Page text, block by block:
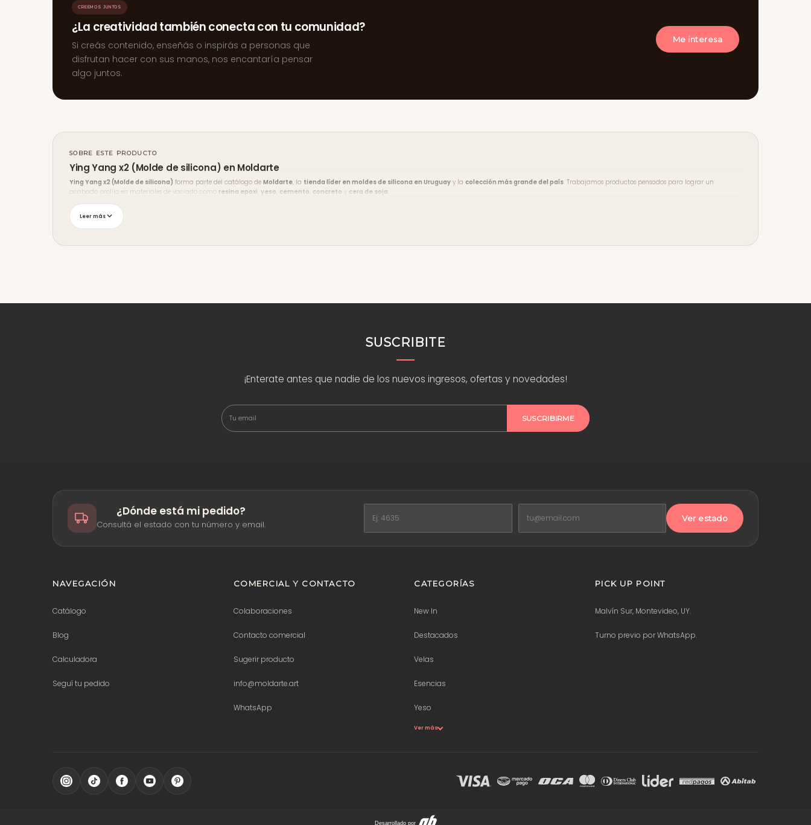
CREEMOS JUNTOS
¿La creatividad también conecta con tu comunidad?
Si creás contenido, enseñás o inspirás a personas que
disfrutan hacer con sus manos, nos encantaría pensar
algo juntos.
Me interesa
SOBRE ESTE PRODUCTO
Ying Yang x2 (Molde de silicona) en Moldarte
Ying Yang x2 (Molde de silicona) forma parte del catálogo de Moldarte, la tienda líder en moldes de silicona en Uruguayy la colección más grande del país. Trabajamos productos pensados para lograr un
acabado prolijo en materiales de vaciado como resina epoxi yeso cemento concreto y cera de soja
¿Necesitás ayuda?
Leer más
SUSCRIBITE
¡Enterate antes que nadie de los nuevos ingresos, ofertas y novedades!
SUSCRIBIRME
¿Dónde está mi pedido?
Consultá el estado con tu número y email.
Ver estado
NAVEGACIÓN
Catálogo
Blog
Calculadora
Seguí tu pedido
COMERCIAL Y CONTACTO
Colaboraciones
Contacto comercial
Sugerir producto
info@moldarte.art
WhatsApp
CATEGORÍAS
New In
Destacados
Velas
Esencias
Yeso
Ver más
PICK UP POINT
Malvín Sur, Montevideo, UY.
Turno previo por WhatsApp.
Desarrollado por